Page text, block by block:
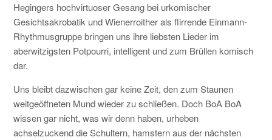
Hegingers hochvirtuoser Gesang bei urkomischer
Gesichtsakrobatik und Wienerroither als flirrende Einmann-
Rhythmusgruppe bringen uns ihre liebsten Lieder im
aberwitzigsten Potpourri, intelligent und zum Brüllen komisch
dar.
Uns bleibt dazwischen gar keine Zeit, den zum Staunen
weitgeöffneten Mund wieder zu schließen. Doch BoA BoA
wissen gar nicht, was wir denn haben, urheben
achselzuckend die Schultern, hamstern aus der nächsten